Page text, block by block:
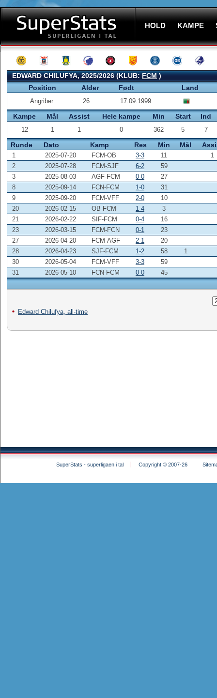
HOLD KAMPE
EDWARD CHILUFYA, 2025/2026 (KLUB:FCM)
Position
Alder Født Land
Angriber 26 17.09.1999
Kampe Mål Assist Hele kampe Min Start Ind
12 1 1 0 362 5 7
Runde Dato Kamp Res Min Mål
1 2025-07-20 FCM-OB 3-3 11
1
2
2025-07-28 FCM-SJF 6-2
59
3
2025-08-03 AGF-FCM 0-0
27
8
2025-09-14 FCN-FCM 1-0
31
9
2025-09-20 FCM-VFF 2-0
10
20
2026-02-15 OB-FCM 1-4
3
21
2026-02-22 SIF-FCM 0-4
16
23
2026-03-15 FCM-FCN 0-1
23
27
2026-04-20 FCM-AGF 2-1
20
28
2026-04-23 SJF-FCM 1-2 58
1
30
2026-05-04 FCM-VFF 3-3
59
31
2026-05-10 FCN-FCM 0-0 45
Edward Chilufya, all-time
SuperStats - superligaen i tal Copyright © 2007-26